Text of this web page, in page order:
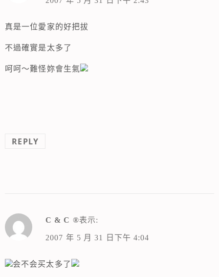
真是一位愛家的好把拔
不過確實是太多了
呵呵～難怪妳會生氣
REPLY
C & C ®表示:
2007 年 5 月 31 日下午 4:04
会不会买太多了